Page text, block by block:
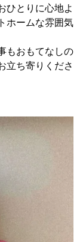
ひとりに心地よ
ホームな雰囲気
もおもてなしの
立ち寄りくださ